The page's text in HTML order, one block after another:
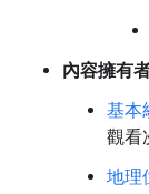
內容擁有
基本
觀看
地理